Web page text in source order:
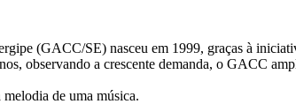
(GACC/SE) nasceu em 1999, graças à
observando a crescente demanda, o GACC
de uma música.